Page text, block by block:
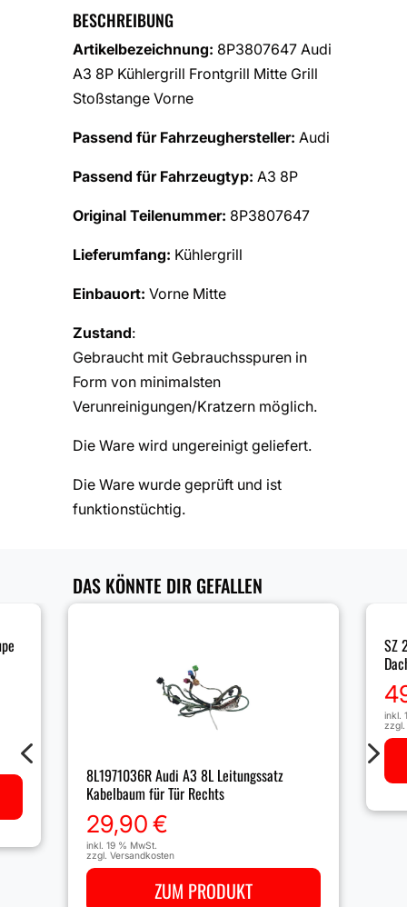
BESCHREIBUNG
Artikelbezeichnung: 8P3807647 Audi
A3 8P Kühlergrill Frontgrill Mitte Grill
Stoßstange Vorne
Passend für Fahrzeughersteller: Audi
Passend für Fahrzeugtyp: A3 8P
Original Teilenummer: 8P3807647
Lieferumfang: Kühlergrill
Einbauort: Vorne Mitte
Zustand:
Gebraucht mit Gebrauchsspuren in
Form von minimalsten
Verunreinigungen/Kratzern möglich.
Die Ware wird ungereinigt geliefert.
Die Ware wurde geprüft und ist
funktionstüchtig.
DAS KÖNNTE DIR GEFALLEN
8L1971036R Audi A3 8L Leitungssatz
Kabelbaum für Tür Rechts
29,90€
inkl. 19 % MwSt.
zzgl. Versandkosten
ZUM PRODUKT
SZ
inkl.
zzgl.
4 5